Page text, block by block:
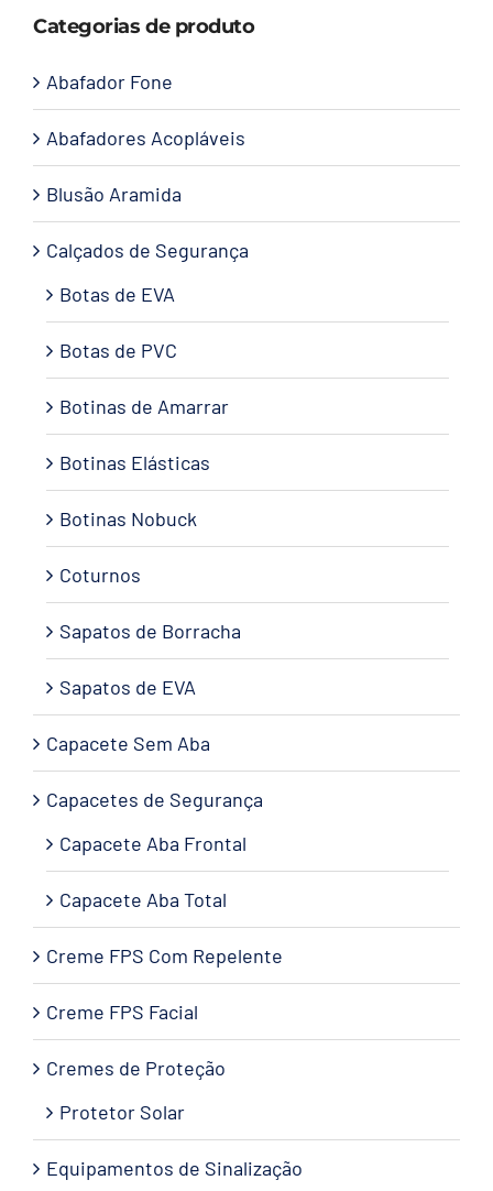
Categorias de produto
Abafador Fone
Abafadores Acopláveis
Blusão Aramida
Calçados de Segurança
Botas de EVA
Botas de PVC
Botinas de Amarrar
Botinas Elásticas
Botinas Nobuck
Coturnos
Sapatos de Borracha
Sapatos de EVA
Capacete Sem Aba
Capacetes de Segurança
Capacete Aba Frontal
Capacete Aba Total
Creme FPS Com Repelente
Creme FPS Facial
Cremes de Proteção
Protetor Solar
Equipamentos de Sinalização